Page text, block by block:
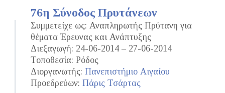
76η Σύνοδος Πρυτάνεων
Συμμετείχε ως: Αναπληρωτής Πρύτανη για
θέματα Έρευνας και Ανάπτυξης
Διεξαγωγή: 24-06-2014 – 27-06-2014
Τοποθεσία: Ρόδος
Διοργανωτής: Πανεπιστήμιο Αιγαίου
Προεδρεύων: Πάρις Τσάρτας